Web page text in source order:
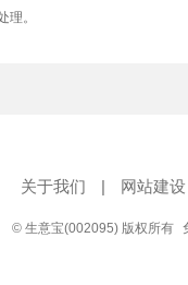
理。
关于我们 | 网站建设
© 生意宝(002095) 版权所有